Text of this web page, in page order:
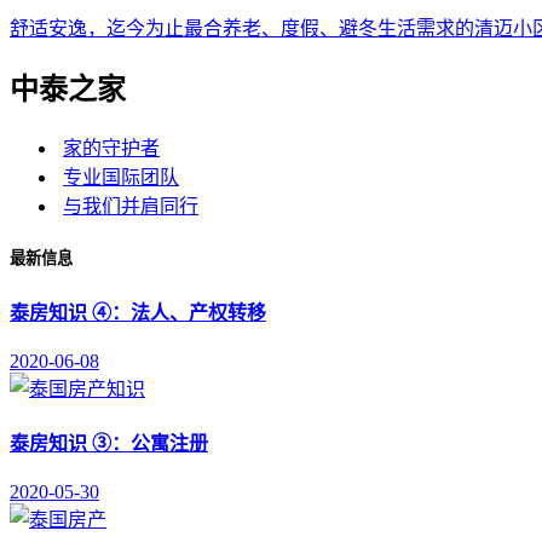
舒适安逸，迄今为止最合养老、度假、避冬生活需求的清迈小
中泰之家
家的守护者
专业国际团队
与我们并肩同行
最新信息
泰房知识 ④：法人、产权转移
2020-06-08
泰房知识 ③：公寓注册
2020-05-30